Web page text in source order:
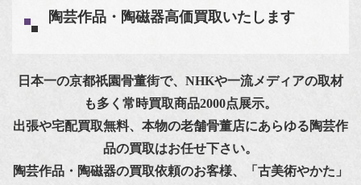
陶芸作品・陶磁器高価買取いたします
日本一の京都祇園骨董街で、NHKや一流メディアの取材
も多く常時買取商品2000点展示。
出張や宅配買取無料、本物の老舗骨董店にあらゆる陶芸作
品の買取はお任せ下さい。
陶芸作品・陶磁器の買取依頼のお客様、「古美術やかた」